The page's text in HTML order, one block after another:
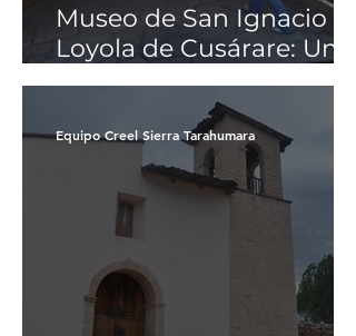
Museo de San Ignacio de
Loyola de Cusárare: Una
joya escondida en
Chihuahua, México.
Equipo Creel Sierra Tarahumara